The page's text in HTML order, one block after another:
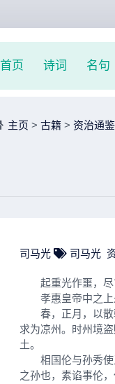
首页 诗词 名句
主页 > 古籍 > 资治通鉴
司马光 司马光
起重光作噩，尽
孝惠皇帝中之上
春，正月，以散
求为凉州。时州境
土。
相国伦与孙秀使牙
之孙也，素谄事伦